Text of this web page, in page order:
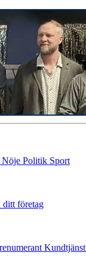
Nöje Politik Sport
ditt företag
Kundtjänst